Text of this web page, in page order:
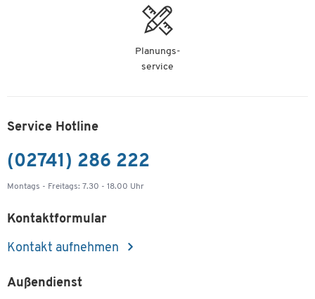
Planungs-
service
Service Hotline
(02741) 286 222
Montags - Freitags: 7.30 - 18.00 Uhr
Kontaktformular
Kontakt aufnehmen
Außendienst